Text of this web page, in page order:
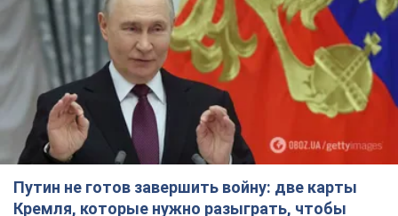
Путин не готов завершить войну: две карты
Кремля, которые нужно разыграть, чтобы
изменить его мнение. Интервью с Веселовским
Без изменения позиции России о скором завершении войны
не будет
5 годин тому 35,9 т.
Дроны атаковали НПЗ в Нижнекамске: после
взрывов был виден дым. Видео